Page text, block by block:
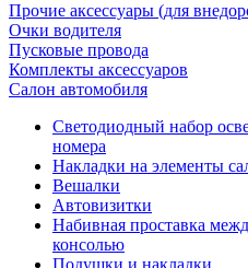
Прочие аксессуары (для
Очки водителя
Пусковые провода
Комплекты аксессуаров
Салон автомобиля
Светодиодный набор
номера
Накладки на элементы
Вешалки
Автовизитки
Набивная проставка
консолью
Подушки и накладки